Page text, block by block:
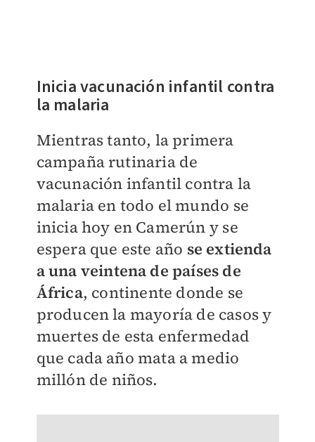
Inicia vacunación infantil contra
la malaria
Mientras tanto, la primera
campaña rutinaria de
vacunación infantil contra la
malaria en todo el mundo se
inicia hoy en Camerún y se
espera que este año se extienda
a una veintena de países de
África, continente donde se
producen la mayoría de casos y
muertes de esta enfermedad
que cada año mata a medio
millón de niños.